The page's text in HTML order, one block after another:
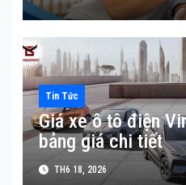
Tin Tức
Giá xe ô tô điện
bảng giá chi tiết
TH6 18, 2026